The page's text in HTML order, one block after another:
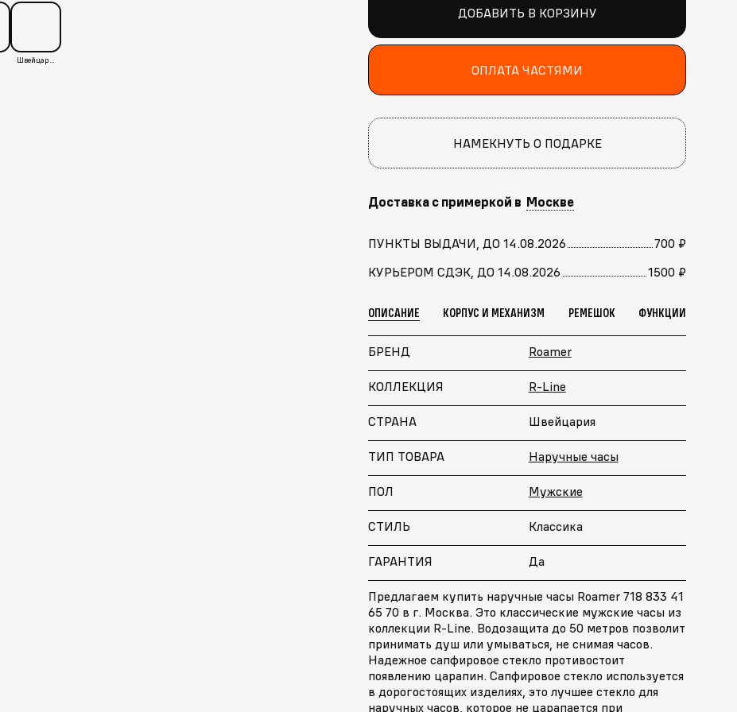
ДОБАВИТЬ В КОРЗИНУ
ОПЛАТА ЧАСТЯМИ
НАМЕКНУТЬ О ПОДАРКЕ
Доставка с примеркой в Москве
ПУНКТЫ ВЫДАЧИ, ДО 14.08.2026
700 ₽
КУРЬЕРОМ СДЭК, ДО 14.08.2026
1500 ₽
ОПИСАНИЕ КОРПУС И МЕХАНИЗМ РЕМЕШОК ФУНКЦИИ
БРЕНД Roamer
КОЛЛЕКЦИЯ R-Line
СТРАНА Швейцария
ТИП ТОВАРА Наручные часы
ПОЛ Мужские
СТИЛЬ Классика
ГАРАНТИЯ Да
Предлагаем купить наручные часы Roamer 718 833 41
65 70 в г. Москва. Это классические мужские часы из
коллекции R-Line. Водозащита до 50 метров позволит
принимать душ или умываться, не снимая часов.
Надежное сапфировое стекло противостоит
появлению царапин. Сапфировое стекло используется
в дорогостоящих изделиях, это лучшее стекло для
наручных часов, которое не царапается при